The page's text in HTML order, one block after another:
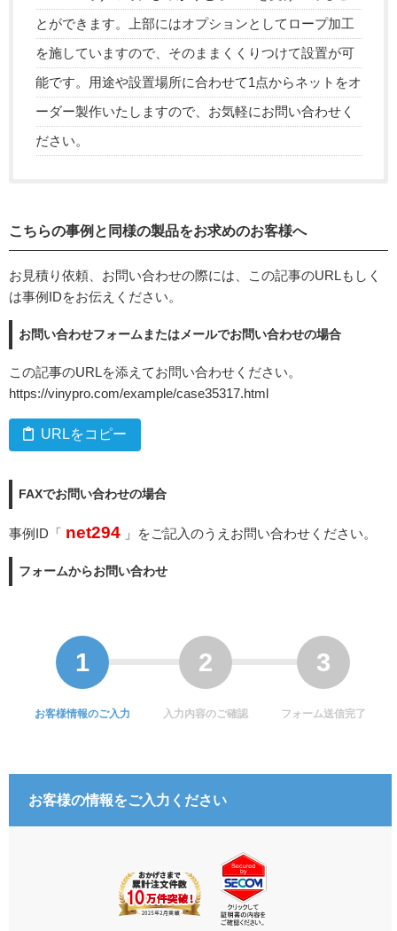
とができます。上部にはオプションとしてロープ加工
を施していますので、そのままくくりつけて設置が可
能です。用途や設置場所に合わせて1点からネットをオ
ーダー製作いたしますので、お気軽にお問い合わせく
ださい。
こちらの事例と同様の製品をお求めのお客様へ
お見積り依頼、お問い合わせの際には、この記事のURLもしく
は事例IDをお伝えください。
お問い合わせフォームまたはメールでお問い合わせの場合
この記事のURLを添えてお問い合わせください。
https://vinypro.com/example/case35317.html
URLをコピー
FAXでお問い合わせの場合
事例ID「 net294 」をご記入のうえお問い合わせください。
フォームからお問い合わせ
お客様情報のご入力 入力内容のご確認 フォーム送信完了
お客様の情報をご入力ください